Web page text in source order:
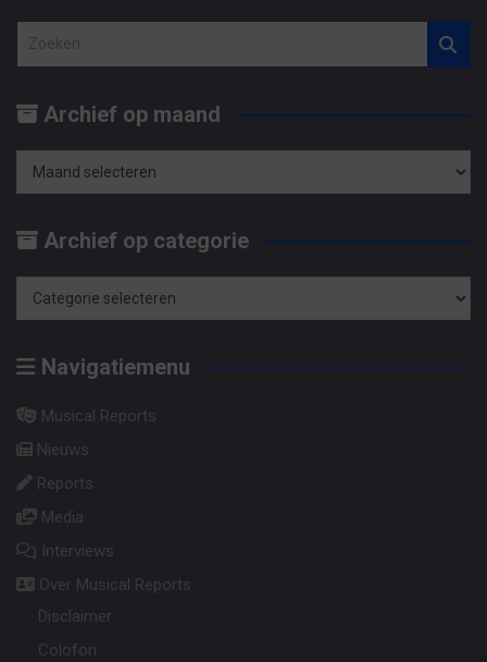
k
Archief op maand
Archief
maandArchief op categorie
Archief
categorie
Navigatiemenu
Musical Reports
Nieuws
Reports
Media
Interviews
Over Musical Reports
Disclaimer
Colofon